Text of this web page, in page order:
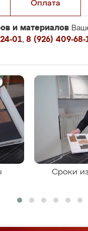
Оплата
и материалов
01, 8 (926) 409-68-
Сроки